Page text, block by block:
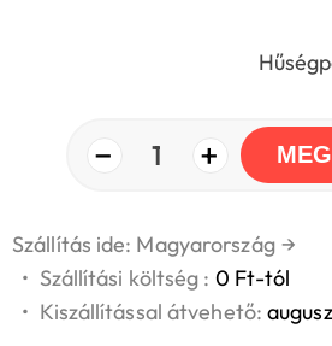
− 1 +
Szállítás ide: Magyarország →
• Szállítási költség : 0 Ft-tól
• Kiszállítással átvehető: